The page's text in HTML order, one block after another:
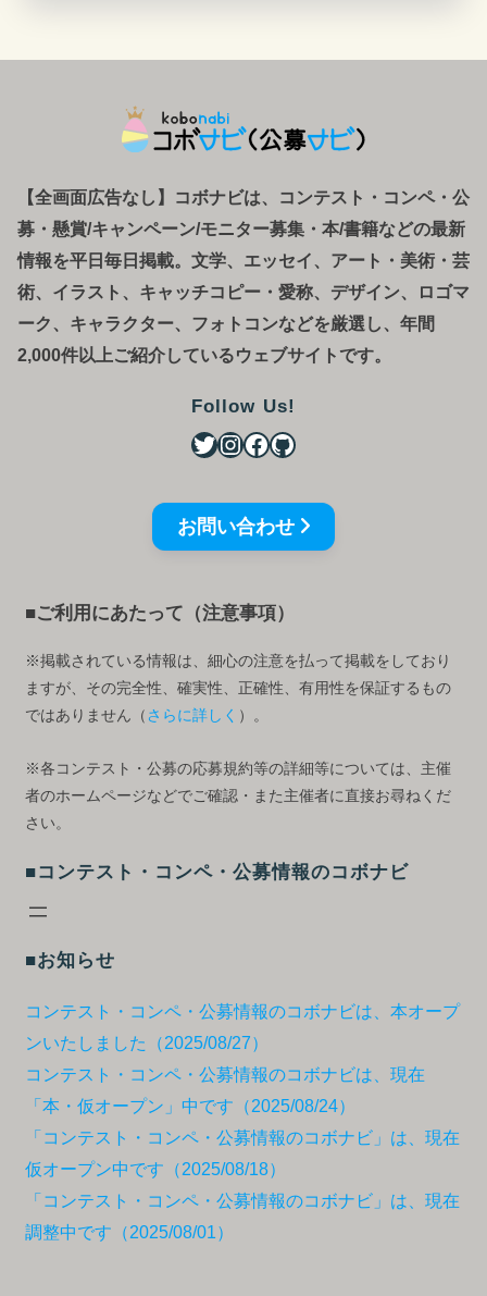
【全画面広告なし】コボナビは、コンテスト・コンペ・ 公
募 ・ 懸賞/キャンペーン/モニター募集・本/書籍などの最新
情報を平日毎日掲載。文学、エッセイ、アート・美術・芸
術、イラスト、キャッチコピー・愛称、デザイン、ロゴマ
ーク、キャラクター、フォトコンなどを厳選し、年間
2,000件以上ご紹介しているウェブサイトです。
Follow Us!
お問い合わせ
■ご利用にあたって（注意事項）
※掲載されている情報は、細心の注意を払って掲載をしており
ますが、その完全性、確実性、正確性、有用性を保証するもの
ではありません（ さらに詳しく ）。
※各コンテスト・公募の応募規約等の詳細等については、主催
者のホームページなどでご確認・また主催者に直接お尋ねくだ
さい。
■コンテスト・コンペ・公募情報のコボナビ
■お知らせ
コンテスト・コンペ・公募情報のコボナビは、本オープ
ンいたしました（2025/08/27）
コンテスト・コンペ・公募情報のコボナビは、現在
「本・仮オープン」中です（2025/08/24）
「コンテスト・コンペ・公募情報のコボナビ」は、現在
仮オープン中です（2025/08/18）
「コンテスト・コンペ・公募情報のコボナビ」は、現在
調整中です（2025/08/01）